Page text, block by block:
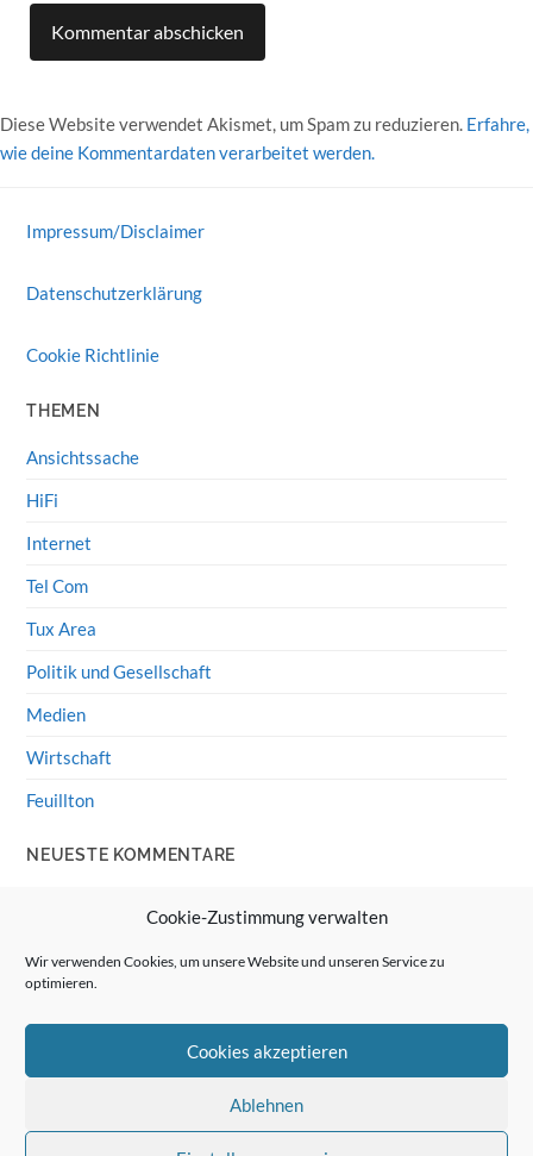
Cookie-Zustimmung verwalten
Wir verwenden Cookies, um unsere Website und unseren Service zu
optimieren.
Cookies akzeptieren
Ablehnen
Diese Website verwendet Akismet, um Spam zu reduzieren. Erfahre,
wie deine Kommentardaten verarbeitet werden.
Impressum/Disclaimer
Datenschutzerklärung
Cookie Richtlinie
THEMEN
Ansichtssache
HiFi
Internet
Tel Com
Tux Area
Politik und Gesellschaft
Medien
Wirtschaft
Feuillton
NEUESTE KOMMENTARE
Wolff von Rechenberg
Linux Mint: Google Drive integrieren
HiFi-Klassiker: Celestion 3